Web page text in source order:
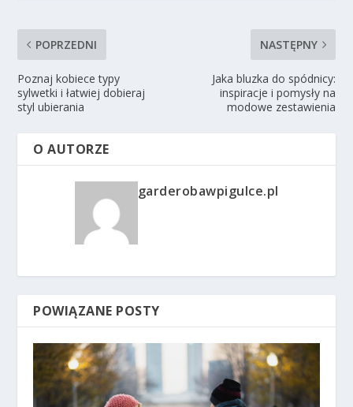
POPRZEDNI
Poznaj kobiece typy
sylwetki i łatwiej dobieraj
styl ubierania
NASTĘPNY
Jaka bluzka do spódnicy:
inspiracje i pomysły na
modowe zestawienia
O AUTORZE
garderobawpigulce.pl
POWIĄZANE POSTY